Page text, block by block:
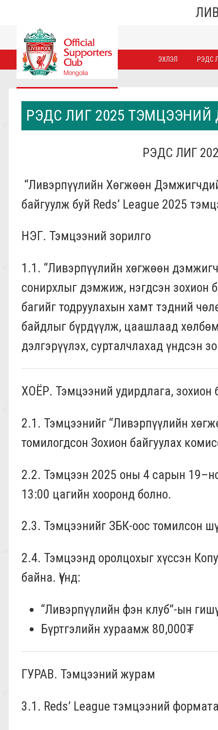
ЭХЛЭЛ РЭДС
РЭДС ЛИГ 2025 ТЭМЦЭЭНИЙ
РЭДС ЛИГ
“Ливэрпүүлийн Хөгжөөн
байгуулж буй Reds’ League 2025
НЭГ. Тэмцээний зорилго
1.1. “Ливэрпүүлийн хөгжөөн
сонирхлыг дэмжиж, нэгдсэн зохион
багийг тодруулахын хамт тэдний
байдлыг бүрдүүлж, цаашлаад
дэлгэрүүлэх, сурталчлахад үндсэн
ХОЁР. Тэмцээний удирдлага, зохион
2.1. Тэмцээнийг “Ливэрпүүлийн
томилогдсон Зохион байгуулах
2.2. Тэмцээн 2025 оны 4 сарын 19–
13:00 цагийн хооронд болно.
2.3. Тэмцээнийг ЗБК-оос томилсон
2.4. Тэмцээнд оролцохыг хүссэн
байна. Үүнд:
“Ливэрпүүлийн фэн клуб”-ын
Бүртгэлийн хураамж 80,000₮
ГУРАВ. Тэмцээний журам
3.1. Reds’ League тэмцээний